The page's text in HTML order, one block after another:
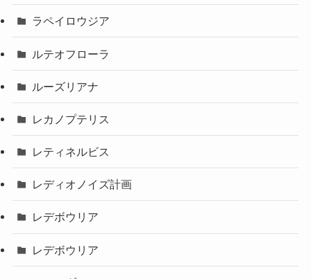
ラペイロウジア
ルテオフローラ
ルーズリアナ
レカノプテリス
レティネルビス
レディオノイズ計画
レデボウリア
レデボウリア